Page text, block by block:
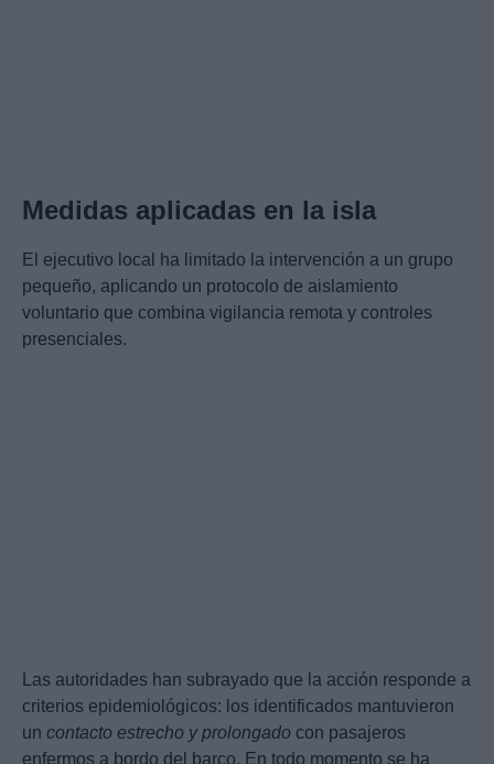
Medidas aplicadas en la isla
El ejecutivo local ha limitado la intervención a un grupo
pequeño, aplicando un protocolo de aislamiento
voluntario que combina vigilancia remota y controles
presenciales.
Las autoridades han subrayado que la acción responde a
criterios epidemiológicos: los identificados mantuvieron
un contacto estrecho y prolongado con pasajeros
enfermos a bordo del barco. En todo momento se ha